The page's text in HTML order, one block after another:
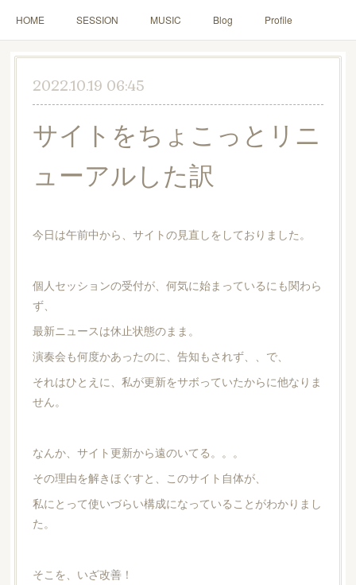
HOME SESSION MUSIC Blog Profile
2022.10.19 06:45
サイトをちょこっとリニ
ューアルした訳
今日は午前中から、サイトの見直しをしておりました。
個人セッションの受付が、何気に始まっているにも関わら
ず、
最新ニュースは休止状態のまま。
演奏会も何度かあったのに、告知もされず、、で、
それはひとえに、私が更新をサボっていたからに他なりま
せん。
なんか、サイト更新から遠のいてる。。。
その理由を解きほぐすと、このサイト自体が、
私にとって使いづらい構成になっていることがわかりまし
た。
そこを、いざ改善！